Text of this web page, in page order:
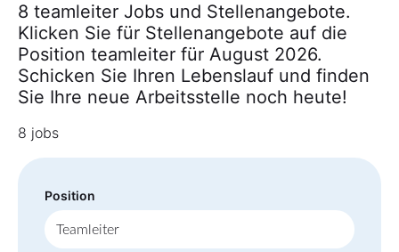
8 teamleiter Jobs und Stellenangebote.
Klicken Sie für Stellenangebote auf die
Position teamleiter für August 2026.
Schicken Sie Ihren Lebenslauf und finden
Sie Ihre neue Arbeitsstelle noch heute!
8 jobs
Position